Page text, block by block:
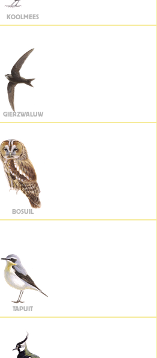
KOOLMEES
GIERZWALUW
BOSUIL
TAPUIT